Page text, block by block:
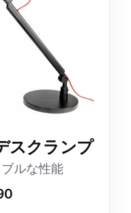
スクランプ
ルな性能